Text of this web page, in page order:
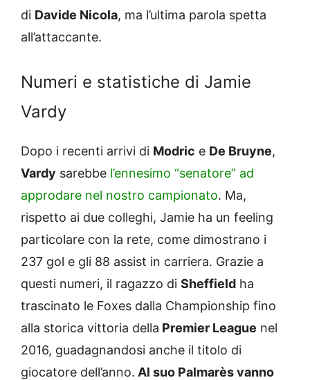
di Davide Nicola, ma l’ultima parola spetta
all’attaccante.
Numeri e statistiche di Jamie
Vardy
Dopo i recenti arrivi di Modric e De Bruyne,
Vardy sarebbe l’ennesimo “senatore” ad
approdare nel nostro campionato. Ma,
rispetto ai due colleghi, Jamie ha un feeling
particolare con la rete, come dimostrano i
237 gol e gli 88 assist in carriera. Grazie a
questi numeri, il ragazzo di Sheffield ha
trascinato le Foxes dalla Championship fino
alla storica vittoria della Premier League nel
2016, guadagnandosi anche il titolo di
giocatore dell’anno. Al suo Palmarès vanno